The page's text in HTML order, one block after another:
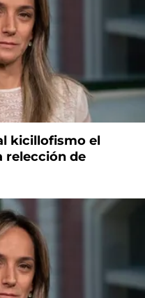
kicillofismo el
relección de